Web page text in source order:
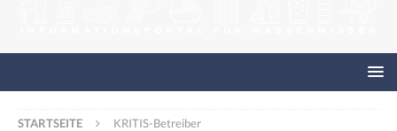
STARTSEITE KRITIS-Betreiber